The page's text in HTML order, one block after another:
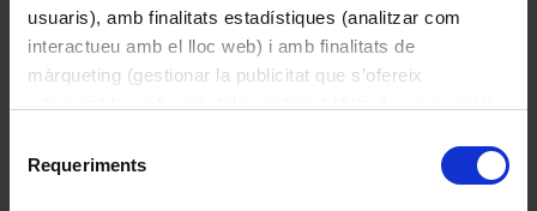
usuaris), amb finalitats estadístiques (analitzar com
interactueu amb el lloc web) i amb finalitats de
màrqueting (gestionar la publicitat que s’ofereix
consultar laPolítica de galetes del lloc web de la
Requeriments